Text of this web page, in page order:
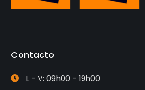
Contacto
L - V: 09h00 - 19h00